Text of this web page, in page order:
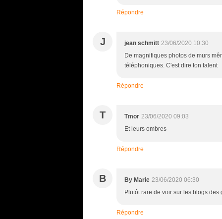
Répondre
J jean schmitt 23/06/2020 10:30
De magnifiques photos de murs
téléphoniques. C'est dire ton talent
Répondre
T Tmor 23/06/2020 09:03
Et leurs ombres
Répondre
B By Marie 23/06/2020 06:30
Plutôt rare de voir sur les blogs
Répondre